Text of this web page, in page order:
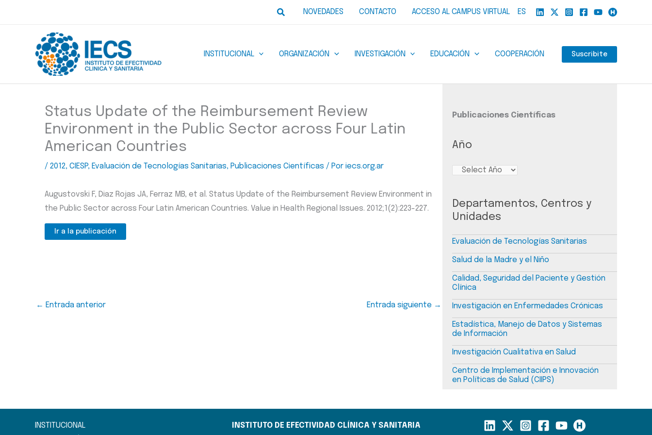
BuscarNOVEDADES CONTACTO ACCESO AL CAMPUS VIRTUAL ES
INSTITUCIONAL ORGANIZACIÓN INVESTIGACIÓN EDUCACIÓN COOPERACIÓN Suscribite
Status Update of the Reimbursement Review
Environment in the Public Sector across Four Latin
American Countries
/ 2012, CIESP, Evaluación de Tecnologías Sanitarias, Publicaciones Científicas / Por iecs.org.ar
Augustovski F, Diaz Rojas JA, Ferraz MB, et al. Status Update of the Reimbursement Review Environment in
the Public Sector across Four Latin American Countries. Value in Health Regional Issues. 2012;1(2):223-227.
Ir a la publicación
← Entrada anterior Entrada siguiente →
Publicaciones Científicas
Año
Departamentos, Centros y
Unidades
Evaluación de Tecnologías Sanitarias
Salud de la Madre y el Niño
Calidad, Seguridad del Paciente y Gestión
Clínica
Investigación en Enfermedades Crónicas
Estadística, Manejo de Datos y Sistemas
de Información
Investigación Cualitativa en Salud
Centro de Implementación e Innovación
en Políticas de Salud (CIIPS)
INSTITUCIONAL INSTITUTO DE EFECTIVIDAD CLÍNICA Y SANITARIA